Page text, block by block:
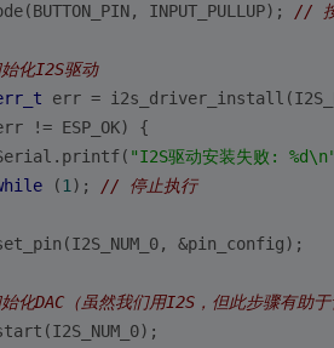
(BUTTON_PIN, INPUT_PULLUP); // 按
化I2S驱动
err = i2s_driver_install
!= ESP_OK) {
printf ( "I2S驱动安装失败:
(1 ); // 停止执行
(I2S_NUM_0, &pin_config);
化DAC（虽然我们用I2S，但此步骤有助于
(I2S_NUM_0);